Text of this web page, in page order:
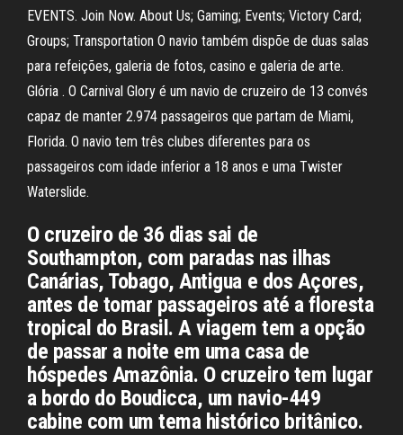
EVENTS. Join Now. About Us; Gaming; Events; Victory Card;
Groups; Transportation O navio também dispõe de duas salas
para refeições, galeria de fotos, casino e galeria de arte.
Glória . O Carnival Glory é um navio de cruzeiro de 13 convés
capaz de manter 2.974 passageiros que partam de Miami,
Florida. O navio tem três clubes diferentes para os
passageiros com idade inferior a 18 anos e uma Twister
Waterslide.
O cruzeiro de 36 dias sai de
Southampton, com paradas nas ilhas
Canárias, Tobago, Antigua e dos Açores,
antes de tomar passageiros até a floresta
tropical do Brasil. A viagem tem a opção
de passar a noite em uma casa de
hóspedes Amazônia. O cruzeiro tem lugar
a bordo do Boudicca, um navio-449
cabine com um tema histórico britânico.